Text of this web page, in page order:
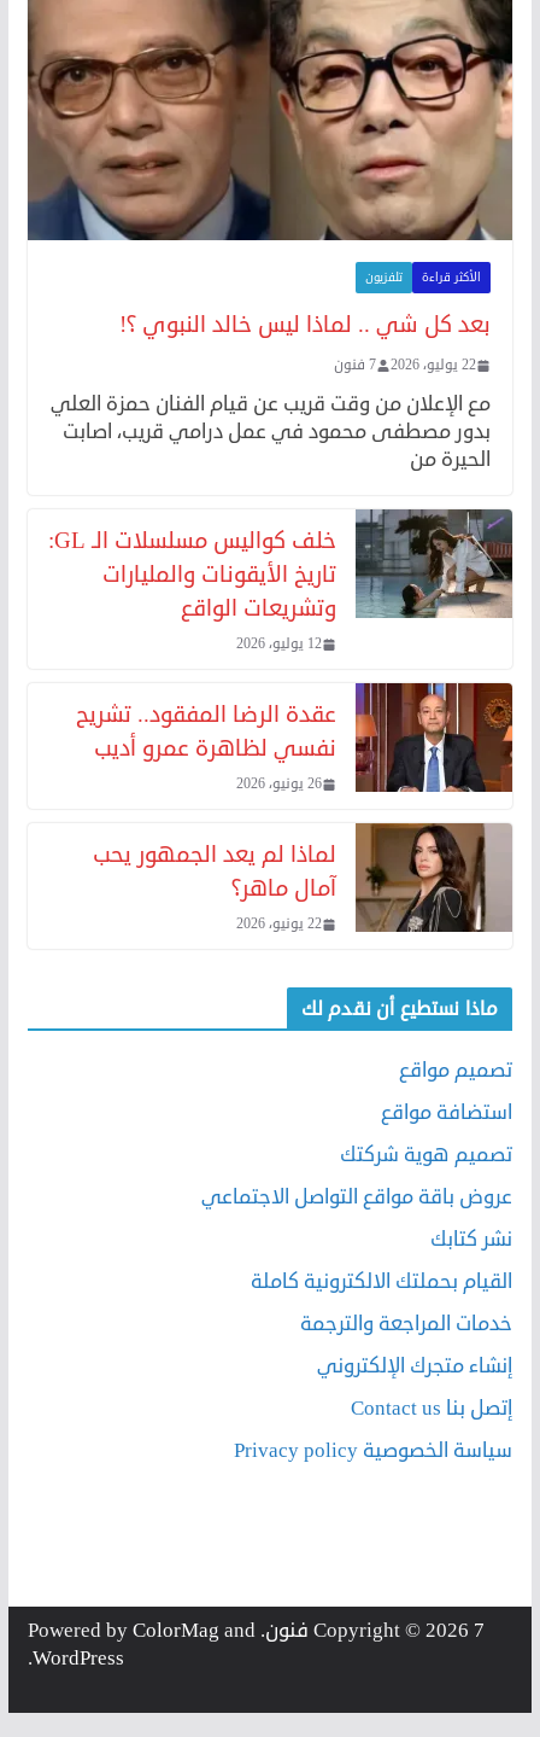
الأكثر قراءة تلفزيون
بعد كل شي .. لماذا ليس خالد النبوي ؟!
22 يوليو، 2026 7 فنون
مع الإعلان من وقت قريب عن قيام الفنان حمزة العلي
بدور مصطفى محمود في عمل درامي قريب، اصابت
الحيرة من
خلف كواليس مسلسلات الـ GL:
تاريخ الأيقونات والمليارات
وتشريعات الواقع
12 يوليو، 2026
عقدة الرضا المفقود.. تشريح
نفسي لظاهرة عمرو أديب
26 يونيو، 2026
لماذا لم يعد الجمهور يحب
آمال ماهر؟
22 يونيو، 2026
ماذا نستطيع أن نقدم لك
تصميم مواقع
استضافة مواقع
تصميم هوية شركتك
عروض باقة مواقع التواصل الاجتماعي
نشر كتابك
القيام بحملتك الالكترونية كاملة
خدمات المراجعة والترجمة
إنشاء متجرك الإلكتروني
إتصل بنا Contact us
سياسة الخصوصية Privacy policy
Copyright © 2026 7 فنون . Powered by
ColorMag and
WordPress
.